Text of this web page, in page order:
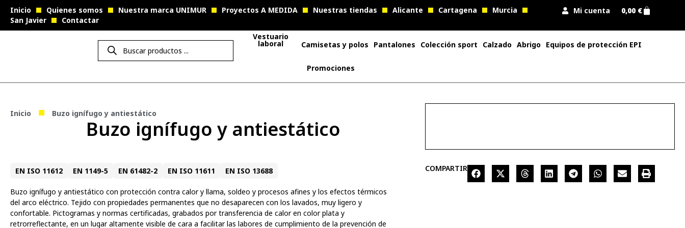
Inicio Quienes somos Nuestra marca UNIMUR Proyectos A MEDIDA Nuestras tiendas Alicante Cartagena
Murcia
San Javier
Contactar
Mi cuenta 0,00 €
Vestuario
laboral Camisetas y polos Pantalones Colección sport Calzado Abrigo Equipos de protección EPI
Promociones
Inicio ■ Buzo ignífugo y antiestático
Buzo ignífugo y antiestático
EN ISO 11612 EN 1149-5 EN 61482-2 EN ISO 11611 EN ISO 13688
Buzo ignífugo y antiestático con protección contra calor y llama, soldeo y procesos afines y los efectos térmicos
del arco eléctrico. Tejido con propiedades permanentes que no desaparecen con los lavados, muy ligero y
confortable. Pictogramas y normas certificadas, grabados por transferencia de calor en color plata y
retrorreflectante, en un lugar altamente visible de cara a facilitar las labores de cumplimiento de la prevención de
COMPARTIR